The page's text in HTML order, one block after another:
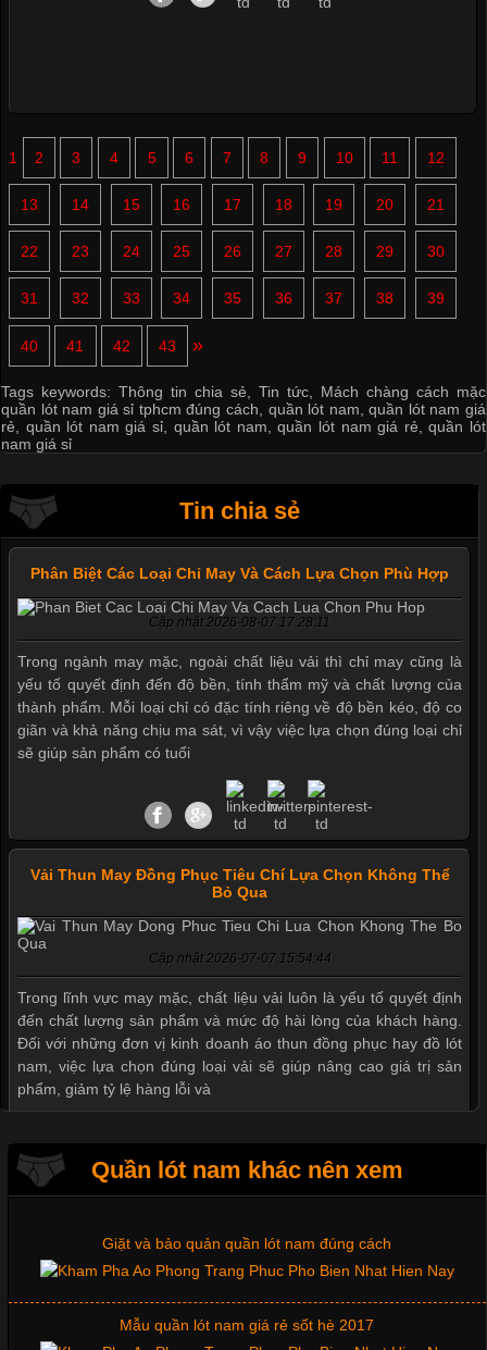
1 2 3 4 5 6 7 8 9 10 11 12
13 14 15 16 17 18 19 20 21
22 23 24 25 26 27 28 29 30
31 32 33 34 35 36 37 38 39
40 41 42 43 »
Tags keywords: Thông tin chia sẻ Tin tức
Mách chàng cách mặc
quần lót nam giá sỉ tphcm đúng cách
quần lót nam ,quần lót nam giá
rẻ
quần lót nam giá sỉ quần lót nam ,quần lót nam giá rẻ ,quần lót
nam giá sỉ
Tin chia sẻ
Phân Biệt Các Loại Chỉ May Và Cách Lựa Chọn Phù Hợp
Cập nhật 2026-08-07 17:28:11
Trong ngành may mặc, ngoài chất liệu vải thì chỉ may cũng là
yếu tố quyết định đến độ bền, tính thẩm mỹ và chất lượng của
thành phẩm. Mỗi loại chỉ có đặc tính riêng về độ bền kéo, độ co
giãn và khả năng chịu ma sát, vì vậy việc lựa chọn đúng loại chỉ
sẽ giúp sản phẩm có tuổi
Vải Thun May Đồng Phục Tiêu Chí Lựa Chọn Không Thể
Bỏ Qua
Cập nhật 2026-07-07 15:54:44
Trong lĩnh vực may mặc, chất liệu vải luôn là yếu tố quyết định
đến chất lượng sản phẩm và mức độ hài lòng của khách hàng.
Đối với những đơn vị kinh doanh áo thun đồng phục hay đồ lót
nam, việc lựa chọn đúng loại vải sẽ giúp nâng cao giá trị sản
phẩm, giảm tỷ lệ hàng lỗi và
Áo thun là một trong những trang phục phổ biến nhất hiện nay
Quần lót nam khác nên xem
Mẫu quần short quần lót nam nữ hè thu 2017
Thị hiều quần lót nam bơi lội nam và nữ 2017
Xu hướng thời trang trẻ và quần lót nam giá sỉ
Giặt và bảo quản quần lót nam đúng cách
Mẫu quần lót nam giá rẻ sốt hè 2017